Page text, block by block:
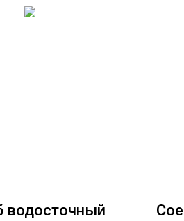
водосточный